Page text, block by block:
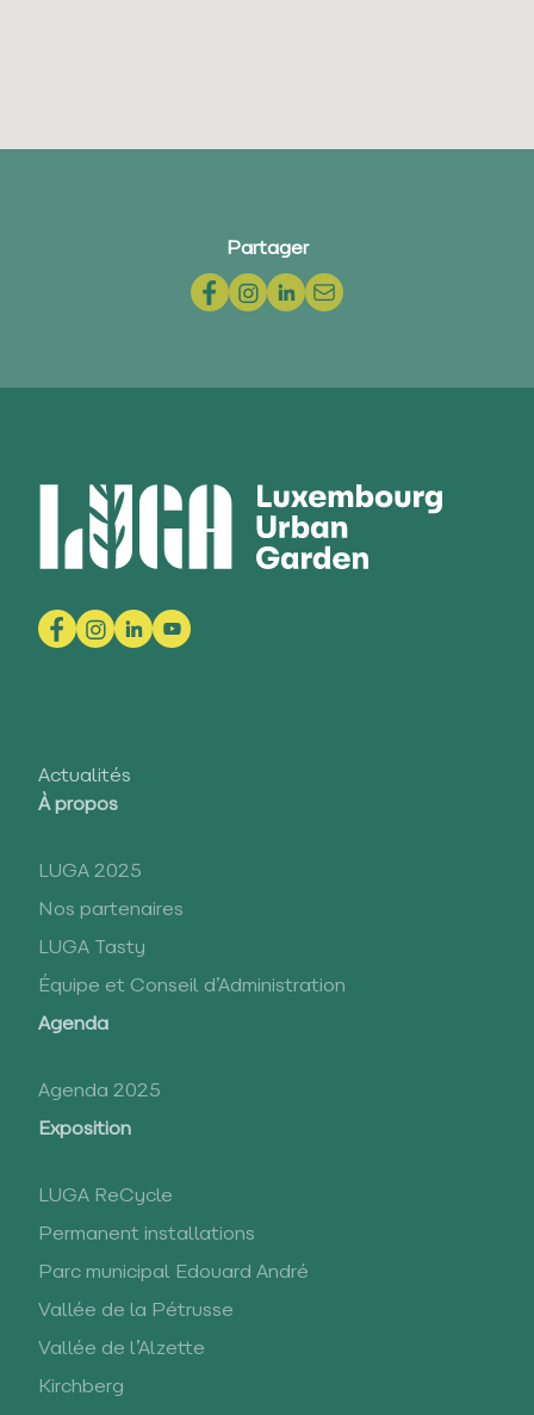
Partager
Actualités
À propos
LUGA 2025
Nos partenaires
LUGA Tasty
Équipe et Conseil d’Administration
Agenda
Agenda 2025
Exposition
LUGA ReCycle
Permanent installations
Parc municipal Edouard André
Vallée de la Pétrusse
Vallée de l’Alzette
Kirchberg